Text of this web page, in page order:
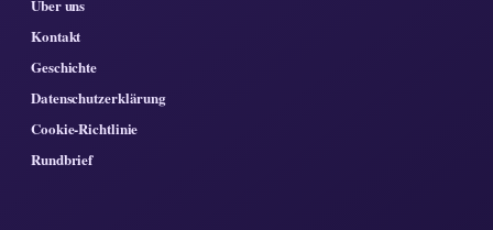
Über uns
Kontakt
Geschichte
Datenschutzerklärung
Cookie-Richtlinie
Rundbrief